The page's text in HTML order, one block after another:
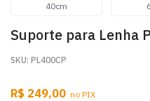
40cm
Suporte para Lenha
SKU: PL400CP
R$ 249,00 no PIX